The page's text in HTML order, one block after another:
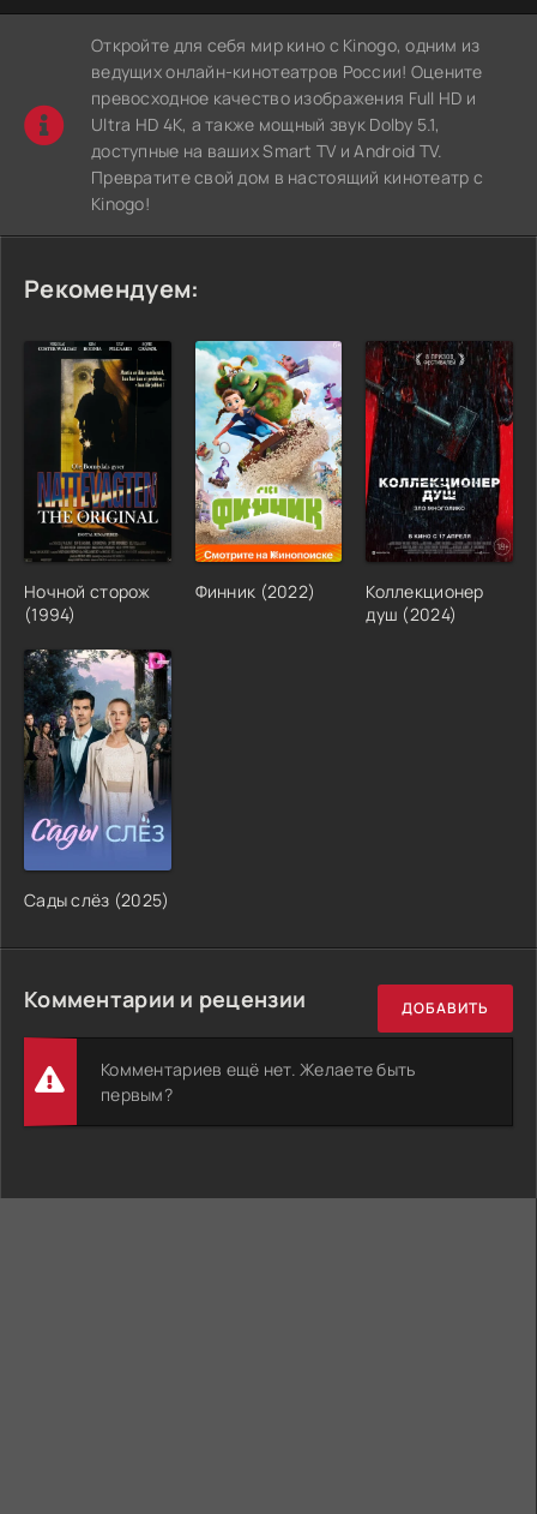
Откройте для себя мир кино с Kinogo, одним из
ведущих онлайн-кинотеатров России! Оцените
превосходное качество изображения Full HD и
Ultra HD 4K, а также мощный звук Dolby 5.1,
доступные на ваших Smart TV и Android TV.
Превратите свой дом в настоящий кинотеатр с
Kinogo!
Рекомендуем:
Ночной сторож
(1994)
Финник (2022)
Коллекционер
душ (2024)
Сады слёз (2025)
Комментарии и рецензии ДОБАВИТЬ
Комментариев ещё нет. Желаете быть
первым?